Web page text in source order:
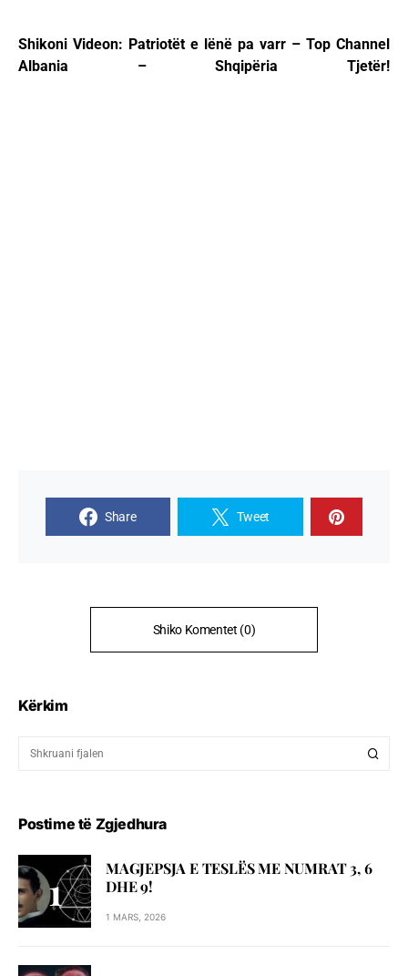
Shikoni Videon: Patriotët e lënë pa varr – Top Channel
Albania – Shqipëria Tjetër!
Share Tweet
Shiko Komentet (0)
Kërkim
Postime të Zgjedhura
MAGJEPSJA E TESLËS ME NUMRAT 3, 6
DHE 9!
1 MARS, 2026